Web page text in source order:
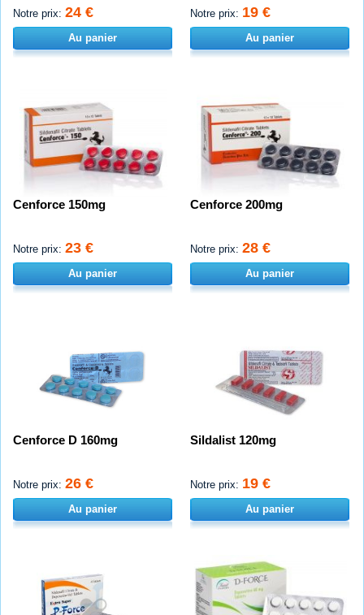
Notre prix: 24 €
Au panier
Notre prix: 19 €
Au panier
Cenforce 150mg
Notre prix: 23 €
Au panier
Cenforce 200mg
Notre prix: 28 €
Au panier
Cenforce D 160mg
Notre prix: 26 €
Au panier
Sildalist 120mg
Notre prix: 19 €
Au panier